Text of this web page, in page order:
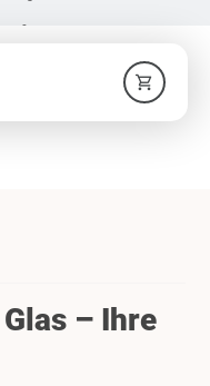
shopping_cart
– Ihre